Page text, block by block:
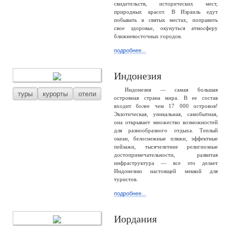
свидетельств, исторических мест,
природных красот. В Израиль едут
побывать в святых местах, поправить
свое здоровье, окунуться атмосферу
ближневосточных городов.
подробнее...
туры курорты отели
Индонезия
Индонезия — самая большая
островная страна мира. В ее состав
входит более чем 17 000 островов!
Экзотическая, уникальная, самобытная,
она открывает множество возможностей
для разнообразного отдыха. Теплый
океан, белоснежные пляжи, эффектные
пейзажи, тысячелетние религиозные
достопримечательности, развитая
инфраструктура — все это делает
Индонезию настоящей меккой для
туристов.
подробнее...
Иордания